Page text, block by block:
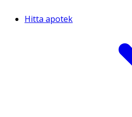
Hitta apotek